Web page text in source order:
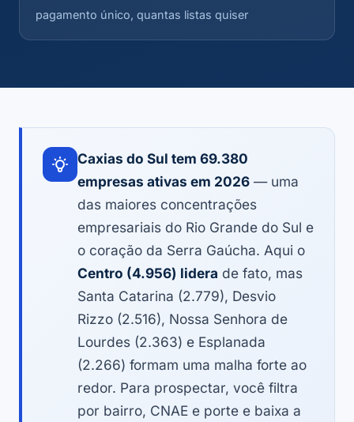
pagamento único, quantas listas quiser
Caxias do Sul tem 69.380
empresas ativas em 2026 — uma
das maiores concentrações
empresariais do Rio Grande do Sul e
o coração da Serra Gaúcha. Aqui o
Centro (4.956) lidera de fato, mas
Santa Catarina (2.779), Desvio
Rizzo (2.516), Nossa Senhora de
Lourdes (2.363) e Esplanada
(2.266) formam uma malha forte ao
redor. Para prospectar, você filtra
por bairro, CNAE e porte e baixa a